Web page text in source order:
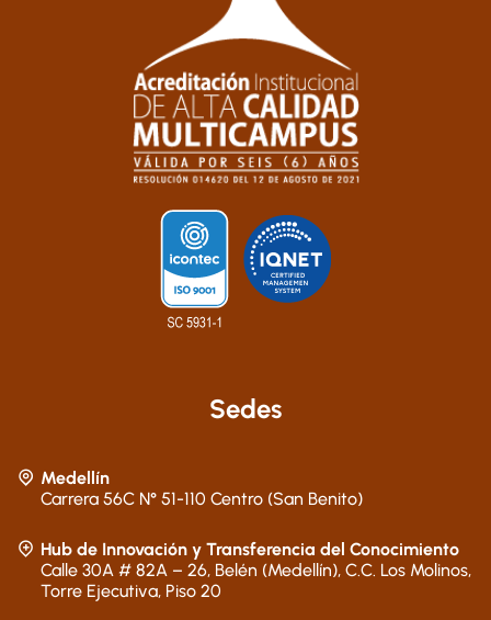
Sedes
Medellín
Carrera 56C N° 51-110 Centro (San Benito)
Hub de Innovación y Transferencia del Conocimiento
Calle 30A # 82A – 26, Belén (Medellín), C.C. Los Molinos,
Torre Ejecutiva, Piso 20